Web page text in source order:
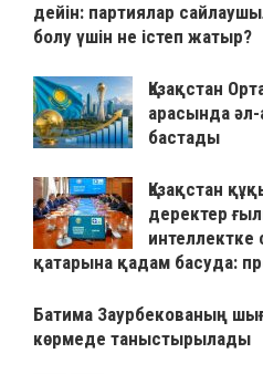
дейін: партиялар
болу үшін не істеп жатыр?
Қазақстан
арасында
бастады
Қазақстан
деректер
интеллектке
қатарына қадам басуда:
Батима Заурбекованың
көрмеде таныстырылады